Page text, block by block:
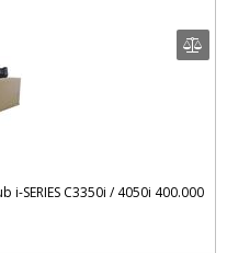
SERIES C3350i / 4050i 400.000